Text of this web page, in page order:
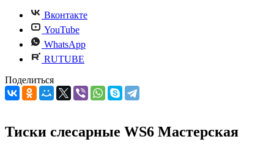
Вконтакте
YouTube
WhatsApp
RUTUBE
Поделиться
Тиски слесарные WS6 Мастерская